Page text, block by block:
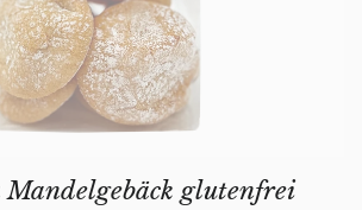
glutenfrei